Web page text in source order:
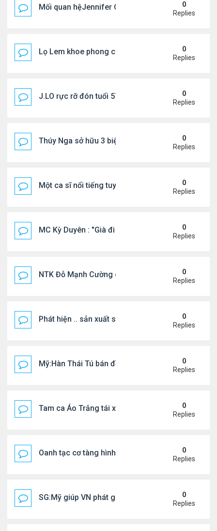
Mối quan hệJennifer Garner và mẹ chồng cũ
0
Replies
Lọ Lem khoe phong cách ở New York
0
Replies
J.LO rực rỡ đón tuổi 57 trên đất Âu
0
Replies
Thúy Nga sở hữu 3 biệt thự triệu USD ở Mỹ
0
Replies
Một ca sĩ nổi tiếng tuyên bố không thu tiền tác
0
Replies
MC Kỳ Duyên : "Già đi cũng là một đặc ân"
0
Replies
NTK Đỗ Mạnh Cường chi 100 triệu đồng thuê...
0
Replies
Phát hiện .. sản xuất sữa 'pha bột giặt'
0
Replies
Mỹ:Hàn Thái Tú bán đồ ăn online mưu sinh
0
Replies
Tam ca Áo Trắng tái xuất trên sân khấu
0
Replies
Oanh tạc cơ tàng hình đáng sợ nhất thế giới
0
Replies
SG:Mỹ giúp VN phát giác xưởng sản xuất giày
0
Replies